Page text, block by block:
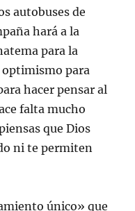
autobuses de
hará a la
para la
para
hacer pensar al
falta mucho
que Dios
ni te permiten
único» que